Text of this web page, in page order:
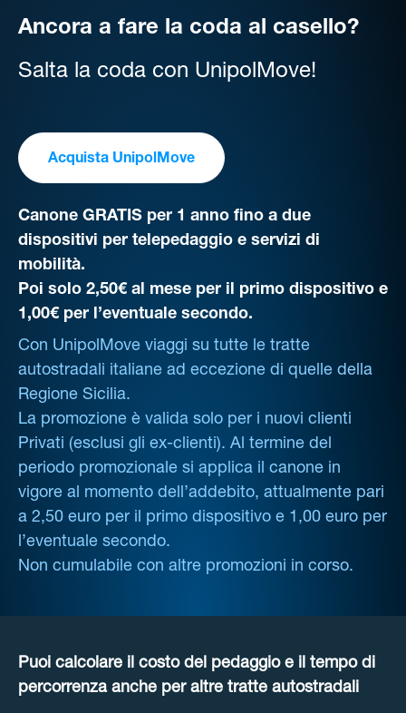
Ancora a fare la coda al casello?
Salta la coda con UnipolMove!
Acquista UnipolMove
Canone GRATIS per 1 anno fino a due
dispositivi per telepedaggio e servizi di
mobilità.
Poi solo 2,50€ al mese per il primo dispositivo e
1,00€ per l’eventuale secondo.
Con UnipolMove viaggi su tutte le tratte
autostradali italiane ad eccezione di quelle della
Regione Sicilia.
La promozione è valida solo per i nuovi clienti
Privati (esclusi gli ex-clienti). Al termine del
periodo promozionale si applica il canone in
vigore al momento dell’addebito, attualmente pari
a 2,50 euro per il primo dispositivo e 1,00 euro per
l’eventuale secondo.
Non cumulabile con altre promozioni in corso.
Puoi calcolare il costo del pedaggio e il tempo di
percorrenza anche per altre tratte autostradali